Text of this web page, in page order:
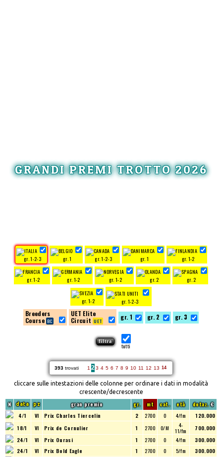
GRANDI PREMI TROTTO 2026
gr. 1-2-3 gr. 1 gr. 1-2-3 gr. 1 gr. 1-2
gr. 1-2 gr. 1-2 gr. 1-2 gr. 2 gr. 2
gr. 1-2 gr. 1-2-3
Breeders
Course
UET Elite
Circuit
gr. 1 gr. 2 gr. 3
tutti
393 trovati 1 23 4 5 6 7 8 9 10 11 12 13 14
cliccare sulle intestazioni delle colonne per ordinare i dati in modalità
crescente/decrescente
N data pz gran premio gr. mt cat. età dotaz.€
4/1 VI Prix Charles Tiercelin 2 2700 O 4/fm
120.000
18/1
VI Prix de Cornulier 1 2700 O/M 4-
11/fm
700.000
24/1
VI Prix Ourasi 1 2700 O 4/fm
300.000
24/1
VI Prix Bold Eagle 1 2700 O 5/fm
300.000